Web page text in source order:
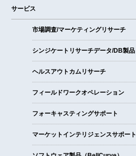
サービス
市場調査/マーケティングリサーチ
シンジケートリサーチデータ/DB製品
ヘルスアウトカムリサーチ
フィールドワークオペレーション
フォーキャスティングサポート
マーケットインテリジェンスサポート